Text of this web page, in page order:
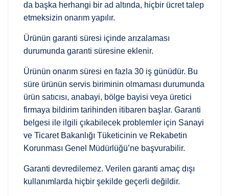
da başka herhangi bir ad altında, hiçbir ücret talep
etmeksizin onarım yapılır.
Ürünün garanti süresi içinde arızalaması
durumunda garanti süresine eklenir.
Ürünün onarım süresi en fazla 30 iş günüdür. Bu
süre ürünün servis biriminin olmaması durumunda
ürün satıcısı, anabayi, bölge bayisi veya üretici
firmaya bildirim tarihinden itibaren başlar. Garanti
belgesi ile ilgili çıkabilecek problemler için Sanayi
ve Ticaret Bakanlığı Tüketicinin ve Rekabetin
Korunması Genel Müdürlüğü’ne başvurabilir.
Garanti devredilemez. Verilen garanti amaç dışı
kullanımlarda hiçbir şekilde geçerli değildir.